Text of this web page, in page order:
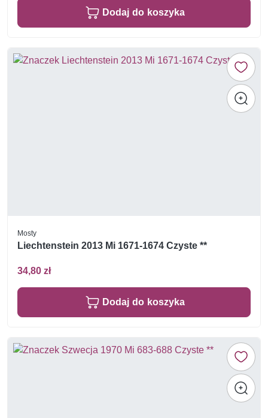
Dodaj do koszyka
Mosty
Liechtenstein 2013 Mi 1671-1674 Czyste **
34,80 zł
Dodaj do koszyka